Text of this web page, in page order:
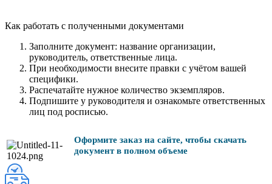
Как работать с полученными документами
Заполните документ: название организации,
руководитель, ответственные лица.
При необходимости внесите правки с учётом вашей
специфики.
Распечатайте нужное количество экземпляров.
Подпишите у руководителя и ознакомьте ответственных
лиц под росписью.
Оформите заказ на сайте, чтобы скачать
документ в полном объеме